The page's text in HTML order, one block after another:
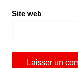
Site web